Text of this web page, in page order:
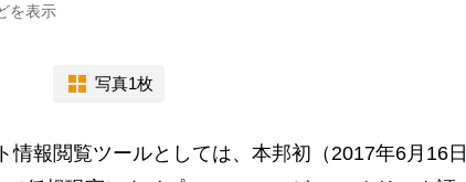
を表示
写真1枚
報閲覧ツールとしては、本邦初（2017年6月16日